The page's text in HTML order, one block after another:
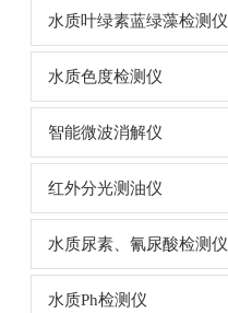
水质叶绿素蓝绿藻检测仪
水质色度检测仪
智能微波消解仪
红外分光测油仪
水质尿素、氰尿酸检测仪
水质Ph检测仪